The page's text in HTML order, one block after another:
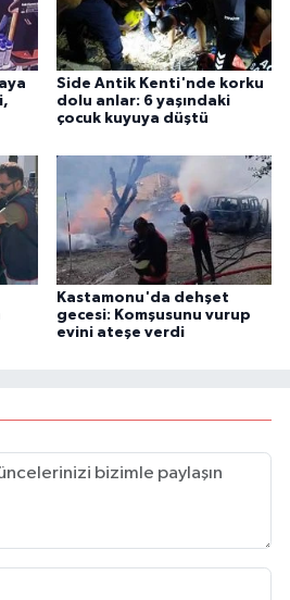
Side Antik Kenti'nde korku
dolu anlar: 6 yaşındaki
çocuk kuyuya düştü
Kastamonu'da dehşet
gecesi: Komşusunu vurup
evini ateşe verdi